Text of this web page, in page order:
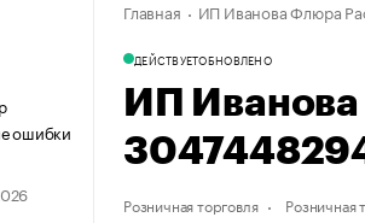
Рынок наличной валюты
ошибки
Главная ИП Иванова Флюра
ДЕЙСТВУЕТОБНОВЛЕНО
ИП
Розничная торговля Розничная